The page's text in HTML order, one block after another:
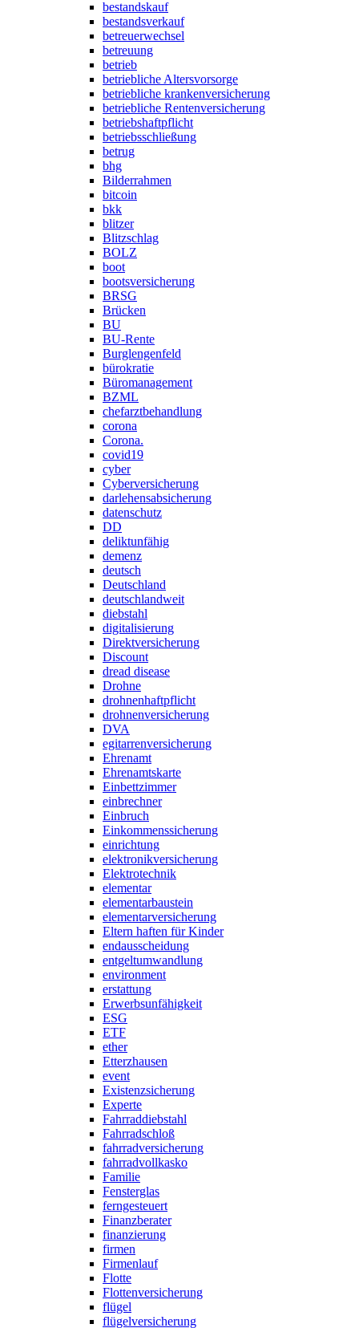
bestandskauf
bestandsverkauf
betreuerwechsel
betreuung
betrieb
betriebliche Altersvorsorge
betriebliche krankenversicherung
betriebliche Rentenversicherung
betriebshaftpflicht
betriebsschließung
betrug
bhg
Bilderrahmen
bitcoin
bkk
blitzer
Blitzschlag
BOLZ
boot
bootsversicherung
BRSG
Brücken
BU
BU-Rente
Burglengenfeld
bürokratie
Büromanagement
BZML
chefarztbehandlung
corona
Corona.
covid19
cyber
Cyberversicherung
darlehensabsicherung
datenschutz
DD
deliktunfähig
demenz
deutsch
Deutschland
deutschlandweit
diebstahl
digitalisierung
Direktversicherung
Discount
dread disease
Drohne
drohnenhaftpflicht
drohnenversicherung
DVA
egitarrenversicherung
Ehrenamt
Ehrenamtskarte
Einbettzimmer
einbrechner
Einbruch
Einkommenssicherung
einrichtung
elektronikversicherung
Elektrotechnik
elementar
elementarbaustein
elementarversicherung
Eltern haften für Kinder
endausscheidung
entgeltumwandlung
environment
erstattung
Erwerbsunfähigkeit
ESG
ETF
ether
Etterzhausen
event
Existenzsicherung
Experte
Fahrraddiebstahl
Fahrradschloß
fahrradversicherung
fahrradvollkasko
Familie
Fensterglas
ferngesteuert
Finanzberater
finanzierung
firmen
Firmenlauf
Flotte
Flottenversicherung
flügel
flügelversicherung